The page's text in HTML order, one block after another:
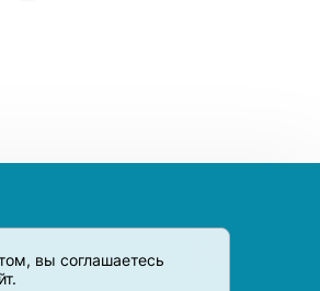
вы соглашаетесь